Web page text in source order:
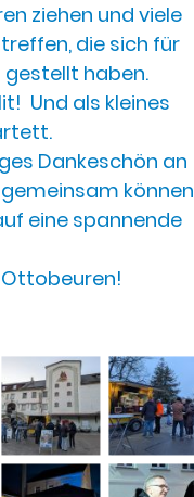
ziehen und viele
die sich für
gestellt haben.
Und als kleines
Dankeschön an
können
eine spannende
Ottobeuren!